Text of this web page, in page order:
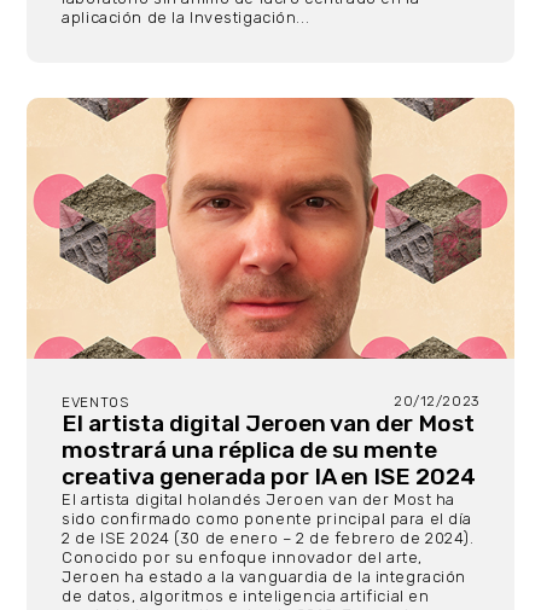
aplicación de la Investigación...
EVENTOS 20/12/2023
El artista digital Jeroen van der Most
mostrará una réplica de su mente
creativa generada por IA en ISE 2024
El artista digital holandés Jeroen van der Most ha
sido confirmado como ponente principal para el día
2 de ISE 2024 (30 de enero – 2 de febrero de 2024).
Conocido por su enfoque innovador del arte,
Jeroen ha estado a la vanguardia de la integración
de datos, algoritmos e inteligencia artificial en